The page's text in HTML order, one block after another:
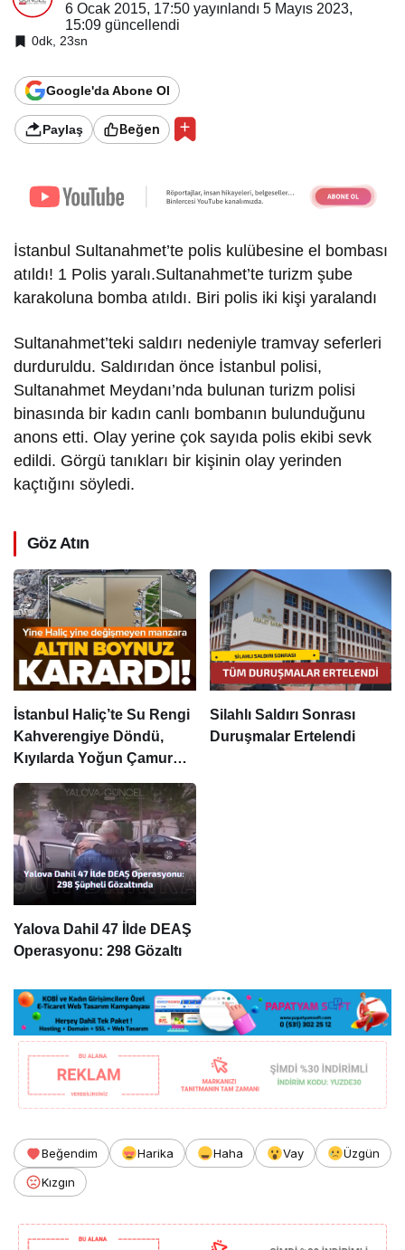
6 Ocak 2015, 17:50 yayınlandı 5 Mayıs 2023,
15:09 güncellendi
0dk, 23sn
Google'da Abone Ol
Paylaş Beğen
İstanbul Sultanahmet’te polis kulübesine el bombası
atıldı! 1 Polis yaralı.Sultanahmet’te turizm şube
karakoluna bomba atıldı. Biri polis iki kişi yaralandı
Sultanahmet’teki saldırı nedeniyle tramvay seferleri
durduruldu. Saldırıdan önce İstanbul polisi,
Sultanahmet Meydanı’nda bulunan turizm polisi
binasında bir kadın canlı bombanın bulunduğunu
anons etti. Olay yerine çok sayıda polis ekibi sevk
edildi. Görgü tanıkları bir kişinin olay yerinden
kaçtığını söyledi.
Göz Atın
İstanbul Haliç’te Su Rengi
Kahverengiye Döndü,
Kıyılarda Yoğun Çamur
Görüldü
Silahlı Saldırı Sonrası
Duruşmalar Ertelendi
Yalova Dahil 47 İlde DEAŞ
Operasyonu: 298 Gözaltı
Beğendim Harika Haha Vay
Üzgün
Kızgın